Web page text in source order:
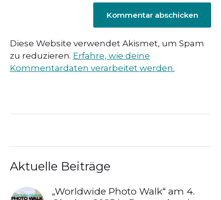
Diese Website verwendet Akismet, um Spam
zu reduzieren. Erfahre, wie deine
Kommentardaten verarbeitet werden.
Aktuelle Beiträge
„Worldwide Photo Walk“ am 4.